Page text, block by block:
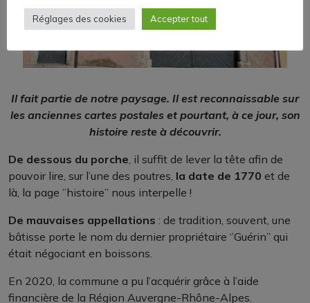
Il fait partie de notre paysage. Il est reconnaissable sur
les anciennes cartes postales et pourtant, à ce jour, son
histoire reste à découvrir.
De dessous du porche, il suffit de lever la tête afin de
pouvoir lire, sur l’une des poutres, la date de 1770 et de
là, la page ’’histoire’’ nous interpelle !
De mauvaises appellations : de tradition, souvent, une
bâtisse porte le nom du dernier propriétaire ‘’Guérin’’ qui
était négociant en boissons.
En 2020, la commune a pu l’acquérir grâce à l’aide
financière de la Région Auvergne-Rhône-Alpes.
Réglages des cookies Accepter tout